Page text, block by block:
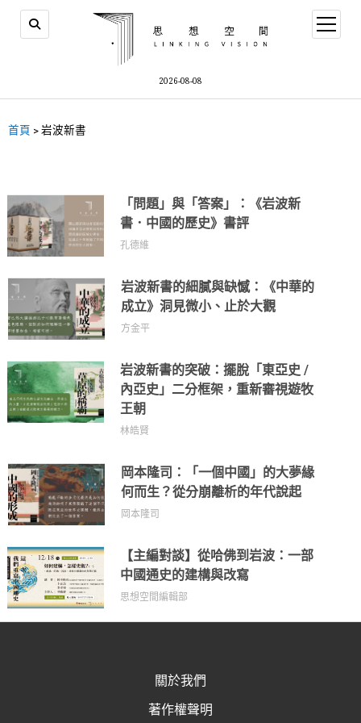
2026-08-08
首頁 >岩波新書
「問題」與「答案」：《岩波新
書．中國的歷史》書評
孔德維
岩波新書的細膩與缺憾：《中華的
成立》洞見微小、止於大觀
方金平
岩波新書的突破：擺脫「東亞史 /
內亞史」二分框架，重新審視遊牧
王朝
林皓賢
岡本隆司：「一個中國」的大夢緣
何而生？從分崩離析的年代說起
岡本隆司
【主編對談】從哈佛到岩波：一部
中國通史的建構與改寫
思想空間編輯部
關於我們
著作權聲明